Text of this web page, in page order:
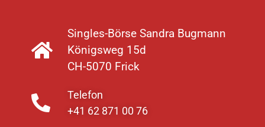
Singles-Börse Sandra Bugmann
Königsweg 15d
CH-5070 Frick
Telefon
+41 62 871 00 76